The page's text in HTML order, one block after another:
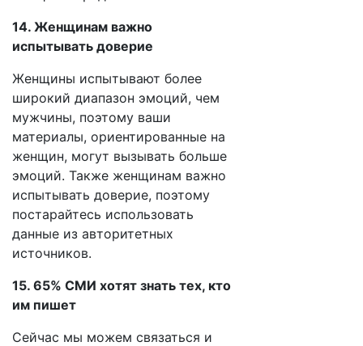
14. Женщинам важно
испытывать доверие
Женщины испытывают более
широкий диапазон эмоций, чем
мужчины, поэтому ваши
материалы, ориентированные на
женщин, могут вызывать больше
эмоций. Также женщинам важно
испытывать доверие, поэтому
постарайтесь использовать
данные из авторитетных
источников.
15. 65% СМИ хотят знать тех, кто
им пишет
Сейчас мы можем связаться и